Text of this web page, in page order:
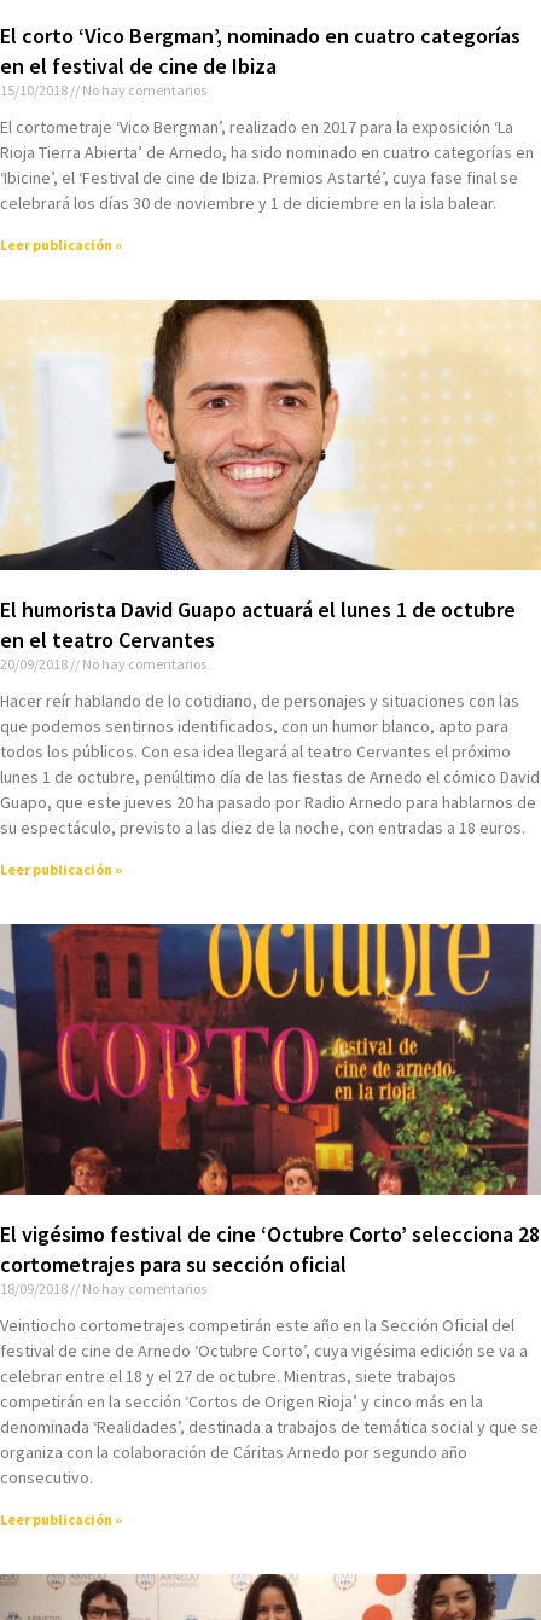
El corto ‘Vico Bergman’, nominado en cuatro categorías
en el festival de cine de Ibiza
15/10/2018 No hay comentarios
El cortometraje ‘Vico Bergman’, realizado en 2017 para la exposición ‘La
Rioja Tierra Abierta’ de Arnedo, ha sido nominado en cuatro categorías en
‘Ibicine’, el ‘Festival de cine de Ibiza. Premios Astarté’, cuya fase final se
celebrará los días 30 de noviembre y 1 de diciembre en la isla balear.
Leer publicación »
El humorista David Guapo actuará el lunes 1 de octubre
en el teatro Cervantes
20/09/2018 No hay comentarios
Hacer reír hablando de lo cotidiano, de personajes y situaciones con las
que podemos sentirnos identificados, con un humor blanco, apto para
todos los públicos. Con esa idea llegará al teatro Cervantes el próximo
lunes 1 de octubre, penúltimo día de las fiestas de Arnedo el cómico David
Guapo, que este jueves 20 ha pasado por Radio Arnedo para hablarnos de
su espectáculo, previsto a las diez de la noche, con entradas a 18 euros.
Leer publicación »
El vigésimo festival de cine ‘Octubre Corto’ selecciona 28
cortometrajes para su sección oficial
18/09/2018 No hay comentarios
Veintiocho cortometrajes competirán este año en la Sección Oficial del
festival de cine de Arnedo ‘Octubre Corto’, cuya vigésima edición se va a
celebrar entre el 18 y el 27 de octubre. Mientras, siete trabajos
competirán en la sección ‘Cortos de Origen Rioja’ y cinco más en la
denominada ‘Realidades’, destinada a trabajos de temática social y que se
organiza con la colaboración de Cáritas Arnedo por segundo año
consecutivo.
Leer publicación »